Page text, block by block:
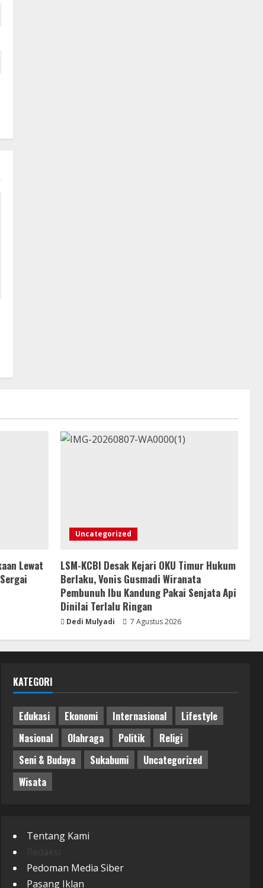
Lewat
Uncategorized
LSM-KCBI Desak Kejari OKU Timur Hukum
Berlaku, Vonis Gusmadi Wiranata
Pembunuh Ibu Kandung Pakai Senjata Api
Dinilai Terlalu Ringan
Dedi Mulyadi 7 Agustus 2026
KATEGORI
Edukasi Ekonomi Internasional
Lifestyle
Nasional
Olahraga Politik
Religi
Seni & Budaya
Sukabumi
Uncategorized
Wisata
Tentang Kami
Pedoman Media Siber
Pasang Iklan